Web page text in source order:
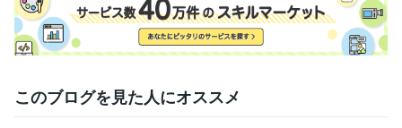
このブログを見た人にオススメ